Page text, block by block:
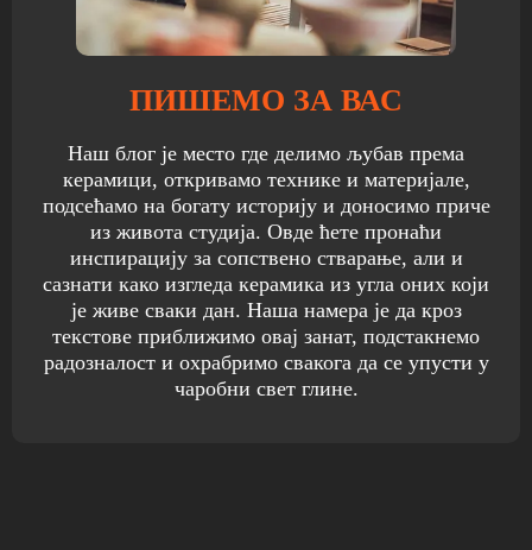
ПИШЕМО ЗА ВАС
Наш блог је место где делимо љубав према
керамици, откривамо технике и материјале,
подсећамо на богату историју и доносимо приче
из живота студија. Овде ћете пронаћи
инспирацију за сопствено стварање, али и
сазнати како изгледа керамика из угла оних који
је живе сваки дан. Наша намера је да кроз
текстове приближимо овај занат, подстакнемо
радозналост и охрабримо свакога да се упусти у
чаробни свет глине.